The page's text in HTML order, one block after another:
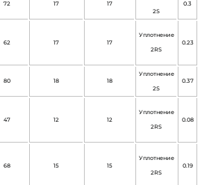
72 17 17
2S
0.3
62 17 17
Уплотнение
2RS
0.23
80 18 18
Уплотнение
2S
0.37
47 12 12
Уплотнение
2RS
0.08
68 15 15
Уплотнение
2RS
0.19